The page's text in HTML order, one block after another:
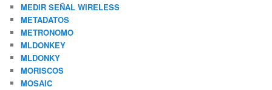
MEDIR SEÑAL WIRELESS
METADATOS
METRONOMO
MLDONKEY
MLDONKY
MORISCOS
MOSAIC